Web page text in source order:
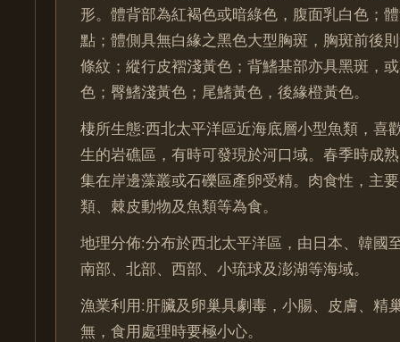
形。體背部為紅褐色或暗綠色，腹面乳白色；
點；體側具無白緣之黑色大型胸斑，胸斑前後
條紋；縱行皮褶淺黃色；背鰭基部亦具黑斑，
色；臀鰭淺黃色；尾鰭黃色，後緣橙黃色。
棲所生態:西北太平洋區近海底層小型魚類，喜
生的岩礁區，有時可發現於河口域。春季時成
集在岸邊藻叢或石礫區產卵受精。肉食性，主
類、棘皮動物及魚類等為食。
地理分佈:分布於西北太平洋區，由日本、韓國
南部、北部、西部、小琉球及澎湖等海域。
漁業利用:肝臟及卵巢具劇毒，小腸、皮膚、精
無，食用處理時要極小心。